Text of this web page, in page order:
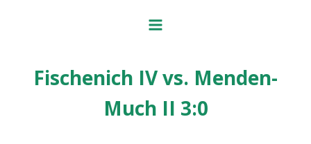
VORSTAND
BEITRAGSÜBERSICHT
IMPRESSUM
BALL- UND
Fischenich IV vs. Menden-
Much II 3:0